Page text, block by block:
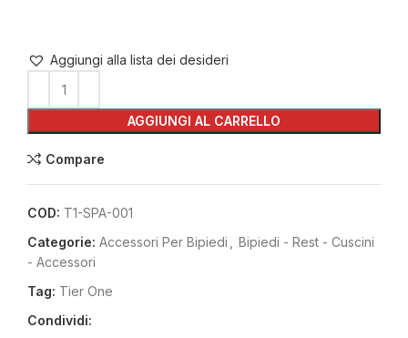
AGGIUNGI AL CARRELLO
Aggiungi alla lista dei desideri
Compare
COD: T1-SPA-001
Categorie: Accessori Per Bipiedi
Bipiedi - Rest - Cuscini
- Accessori
Tag: Tier One
Condividi: